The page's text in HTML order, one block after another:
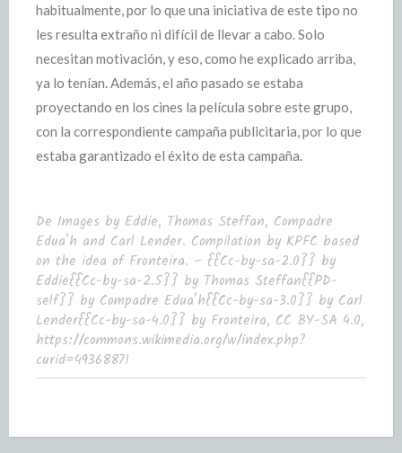
habitualmente, por lo que una iniciativa de este tipo no
les resulta extraño ni difícil de llevar a cabo. Solo
necesitan motivación, y eso, como he explicado arriba,
ya lo tenían. Además, el año pasado se estaba
proyectando en los cines la película sobre este grupo,
con la correspondiente campaña publicitaria, por lo que
estaba garantizado el éxito de esta campaña.
De Images by Eddie, Thomas Steffan, Compadre
Edua’h and Carl Lender. Compilation by KPFC based
on the idea of Fronteira. – {{Cc-by-sa-2.0}} by
Eddie{{Cc-by-sa-2.5}} by Thomas Steffan{{PD-
self}} by Compadre Edua’h{{Cc-by-sa-3.0}} by Carl
Lender{{Cc-by-sa-4.0}} by Fronteira, CC BY-SA 4.0,
https://commons.wikimedia.org/w/index.php?
curid=49368871